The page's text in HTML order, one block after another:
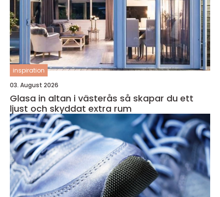
inspiration
03. August 2026
Glasa in altan i västerås så skapar du ett
ljust och skyddat extra rum